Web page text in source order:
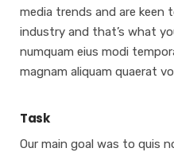
media trends and are keen
industry and that’s what
numquam eius modi
magnam aliquam quaerat
Task
Our main goal was to quis